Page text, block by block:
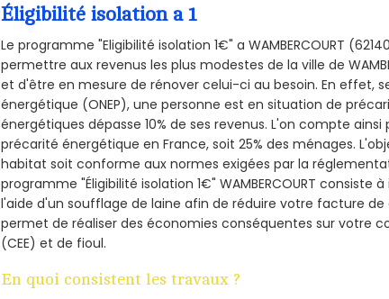
Éligibilité isolation a 1
Le programme "Eligibilité isolation 1€" a WAMBERCOURT
permettre aux revenus les plus modestes de la ville de
et d'être en mesure de rénover celui-ci au besoin. En effet,
énergétique (ONEP), une personne est en situation de
énergétiques dépasse 10% de ses revenus. L'on compte
précarité énergétique en France, soit 25% des ménages.
habitat soit conforme aux normes exigées par la
programme "Éligibilité isolation 1€" WAMBERCOURT consiste
l'aide d'un soufflage de laine afin de réduire votre facture
permet de réaliser des économies conséquentes sur votre
(CEE) et de fioul.
En quoi consistent les travaux ?